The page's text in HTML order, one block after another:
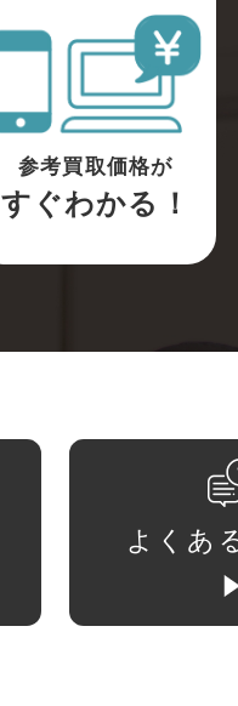
参考買取価格が
すぐわかる！
よくあ